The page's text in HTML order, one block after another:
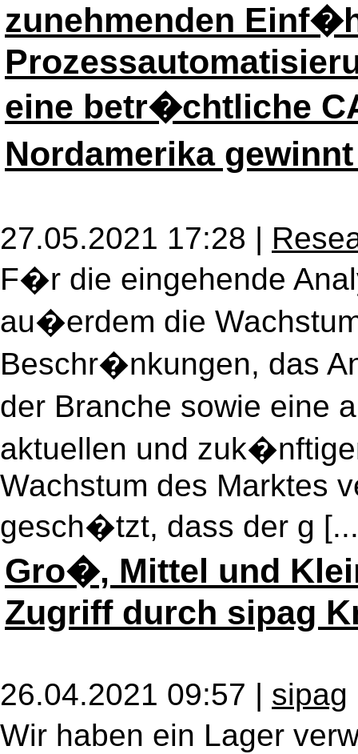
zunehmenden
eine betr�chtliche
Nordamerika
27.05.2021 17:28 |
F�r die eingehende
au�erdem die
Beschr�nkungen, das
der Branche sowie eine
aktuellen und
Wachstum des Marktes
gesch�tzt, dass der g
Gro�, Mittel und
Zugriff durch sipag
26.04.2021 09:57 | sipag
Wir haben ein Lager